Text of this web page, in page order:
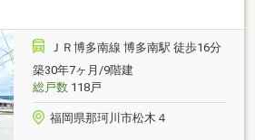
ＪＲ博多南線 博多南駅 徒歩16分
築30年7ヶ月/9階建
総戸数118戸
福岡県那珂川市松木４